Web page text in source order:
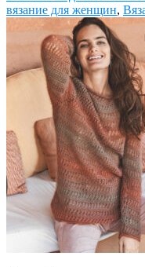
вязание для женщин,